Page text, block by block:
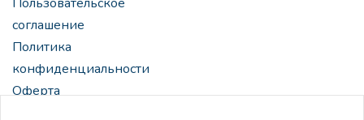
соглашение
Политика
конфиденциальности
Оферта